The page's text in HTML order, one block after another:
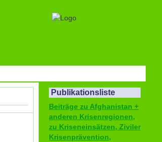
Publikationsliste
Beiträge zu Afghanistan +
anderen Krisenregionen,
zu Kriseneinsätzen, Ziviler
Krisenprävention,